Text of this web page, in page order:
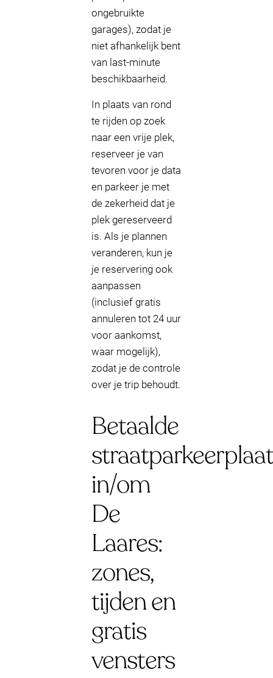
ongebruikte
garages), zodat je
niet afhankelijk bent
van last-minute
beschikbaarheid.
In plaats van rond
te rijden op zoek
naar een vrije plek,
reserveer je van
tevoren voor je data
en parkeer je met
de zekerheid dat je
plek gereserveerd
is. Als je plannen
veranderen, kun je
je reservering ook
aanpassen
(inclusief gratis
annuleren tot 24 uur
voor aankomst,
waar mogelijk),
zodat je de controle
over je trip behoudt.
Betaalde
in/om
De
Laares:
zones,
tijden en
gratis
vensters